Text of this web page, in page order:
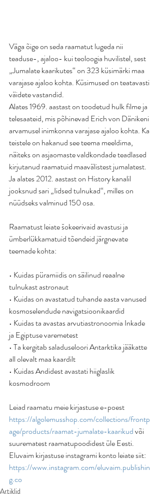
Väga õige on seda raamatut lugeda nii
teaduse-, ajaloo- kui teoloogia huvilistel, sest
„Jumalate kaarikutes“ on 323 küsimärki maa
varajase ajaloo kohta. Küsimused on teatavasti
väidete vastandid.
Alates 1969. aastast on toodetud hulk filme ja
telesaateid, mis põhinevad Erich von Dänikeni
arvamusel inimkonna varajase ajaloo kohta. Ka
teistele on hakanud see teema meeldima,
näiteks on asjaomaste valdkondade teadlased
kirjutanud raamatuid maavälistest jumalatest.
Ja alates 2012. aastast on History kanalil
jooksnud sari „Iidsed tulnukad“, milles on
nüüdseks valminud 150 osa.
Raamatust leiate šokeerivaid avastusi ja
ümberlükkamatuid tõendeid järgnevate
teemade kohta:
• Kuidas püramiidis on säilinud reaalne
tulnukast astronaut
• Kuidas on avastatud tuhande aasta vanused
kosmoselendude navigatsioonikaardid
• Kuidas ta avastas arvutiastronoomia Inkade
ja Egiptuse varemetest
• Ta kergitab saladuseloori Antarktika jääkatte
all olevalt maa kaardilt
• Kuidas Andidest avastati hiiglaslik
kosmodroom
Leiad raamatu meie kirjastuse e-poest
https://algolemusshop.com/collections/frontp
age/products/raamat-jumalate-kaarikud või
suurematest raamatupoodidest üle Eesti.
Eluvaim kirjastuse instagrami konto leiate siit:
https://www.instagram.com/eluvaim.publishin
g.co
Artiklid